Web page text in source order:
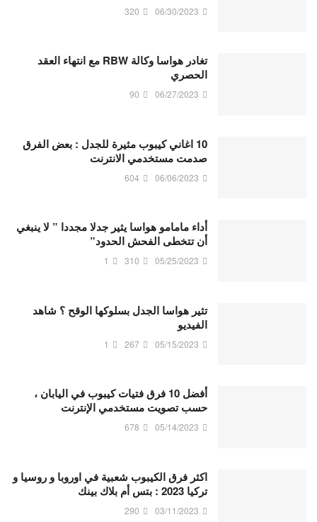
06/30/2023
320
تغادر هواسا وكالة RBW مع انتهاء العقد
الحصري
06/27/2023
90
10 اغاني كيبوب مثيرة للجدل : بعض الفرق
صدمت مستخدمي الانترنت
06/06/2023
604
أداء مامامو هواسا يثير جدلا مجددا ” لا ينبغي
أن تتخطى الفحش الحدود”
05/25/2023
310
1
تثير هواسا الجدل بسلوكها الوقح ؟ شاهد
الفيديو
05/15/2023
267
1
أفضل 10 فرق فتيات كيبوب في اليابان ،
حسب تصويت مستخدمي الإنترنت
05/14/2023
678
اكثر فرق الكيبوب شعبية في اوروبا و روسيا و
تركيا 2023 : بتس أم بلاك بينك
03/11/2023
290